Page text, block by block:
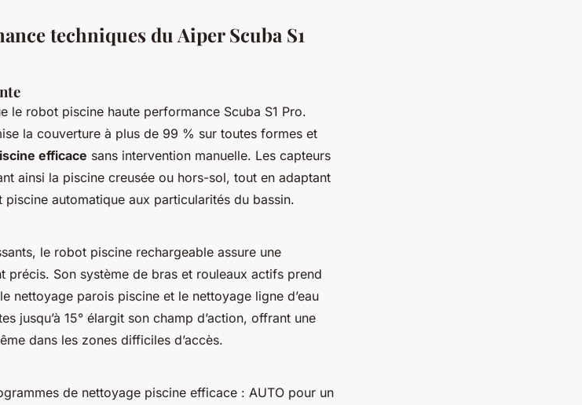
techniques du Aiper Scuba S1
le robot piscine haute performance Scuba S1 Pro.
la couverture à plus de 99 % sur toutes formes et
efficace sans intervention manuelle. Les capteurs
ainsi la piscine creusée ou hors-sol, tout en adaptant
automatique aux particularités du bassin.
le robot piscine rechargeable assure une
précis. Son système de bras et rouleaux actifs prend
nettoyage parois piscine et le nettoyage ligne d’eau
jusqu’à 15° élargit son champ d’action, offrant une
dans les zones difficiles d’accès.
de nettoyage piscine efficace : AUTO pour un